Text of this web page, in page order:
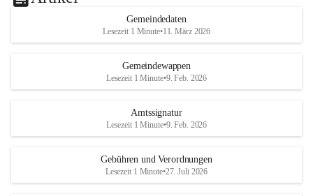
Gemeindedaten
Lesezeit 1 Minute•11. März 2026
Gemeindewappen
Lesezeit 1 Minute•9. Feb. 2026
Amtssignatur
Lesezeit 1 Minute•9. Feb. 2026
Gebühren und Verordnungen
Lesezeit 1 Minute•27. Juli 2026